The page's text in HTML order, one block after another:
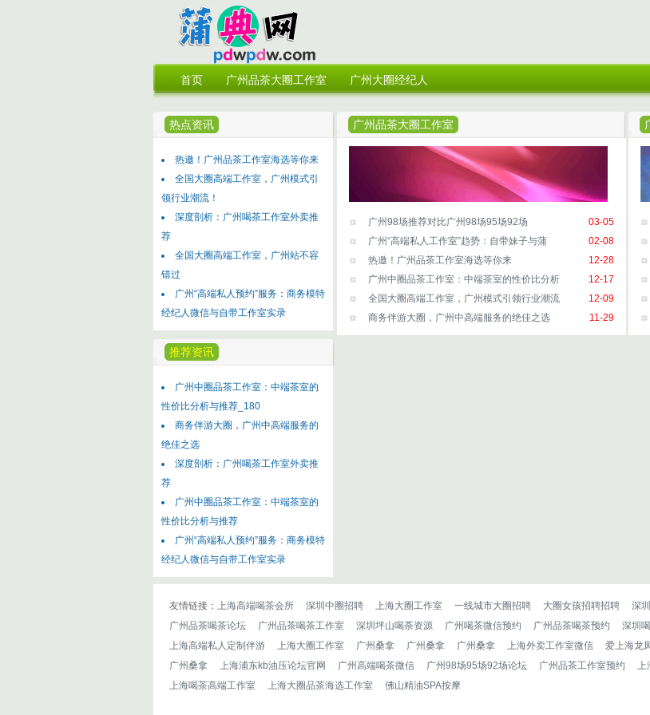
首页 广州品茶大圈工作室 广州大圈经纪人
热点资讯
热邀！广州品茶工作室海选等你来
全国大圈高端工作室，广州模式引
领行业潮流！
深度剖析：广州喝茶工作室外卖推
荐
全国大圈高端工作室，广州站不容
错过
广州“高端私人预约”服务：商务模特
经纪人微信与自带工作室实录
推荐资讯
广州中圈品茶工作室：中端茶室的
性价比分析与推荐_180
商务伴游大圈，广州中高端服务的
绝佳之选
深度剖析：广州喝茶工作室外卖推
荐
广州中圈品茶工作室：中端茶室的
性价比分析与推荐
广州“高端私人预约”服务：商务模特
经纪人微信与自带工作室实录
广州品茶大圈工作室
03-05
广州98场推荐对比广州98场95场92场
02-08
广州“高端私人工作室”趋势：自带妹子与蒲
12-28
热邀！广州品茶工作室海选等你来
12-17
广州中圈品茶工作室：中端茶室的性价比分析
12-09
全国大圈高端工作室，广州模式引领行业潮流
11-29
商务伴游大圈，广州中高端服务的绝佳之选
友情链接： 上海高端喝茶会所 深圳中圈招聘 上海大圈工作室 一线城市大圈招聘 大圈女孩招聘招聘 深
广州品茶喝茶论坛
广州品茶喝茶工作室 深圳坪山喝荼资源 广州喝茶微信预约 广州品茶喝茶预约 深圳
上海高端私人定制伴游
上海大圈工作室 广州桑拿 广州桑拿 广州桑拿 上海外卖工作室微信 爱上海龙
广州桑拿
上海浦东kb油压论坛官网 广州高端喝茶微信 广州98场95场92场论坛 广州品茶工作室预约 上
上海喝茶高端工作室
上海大圈品茶海选工作室 佛山精油SPA按摩